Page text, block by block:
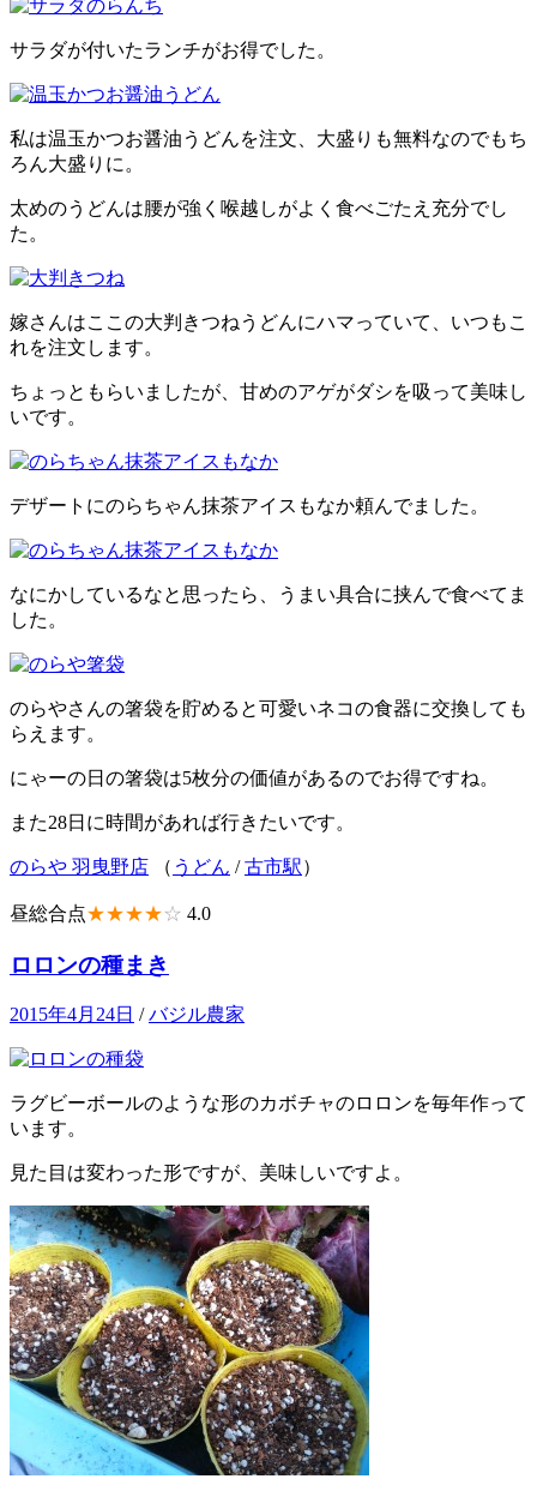
サラダが付いたランチがお得でした。
私は温玉かつお醤油うどんを注文、大盛りも無料なのでもち
ろん大盛りに。
太めのうどんは腰が強く喉越しがよく食べごたえ充分でし
た。
嫁さんはここの大判きつねうどんにハマっていて、いつもこ
れを注文します。
ちょっともらいましたが、甘めのアゲがダシを吸って美味し
いです。
デザートにのらちゃん抹茶アイスもなか頼んでました。
なにかしているなと思ったら、うまい具合に挟んで食べてま
した。
のらやさんの箸袋を貯めると可愛いネコの食器に交換しても
らえます。
にゃーの日の箸袋は5枚分の価値があるのでお得ですね。
また28日に時間があれば行きたいです。
のらや 羽曳野店 （ うどん /古市駅）
昼総合点★★★★☆ 4.0
ロロンの種まき
2015年4月24日 /バジル農家
ラグビーボールのような形のカボチャのロロンを毎年作って
います。
見た目は変わった形ですが、美味しいですよ。